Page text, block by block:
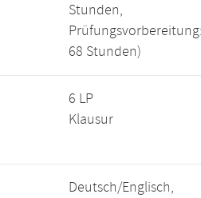
Stunden,
68 Stunden)
6 LP
Klausur
Deutsch/Englisch,